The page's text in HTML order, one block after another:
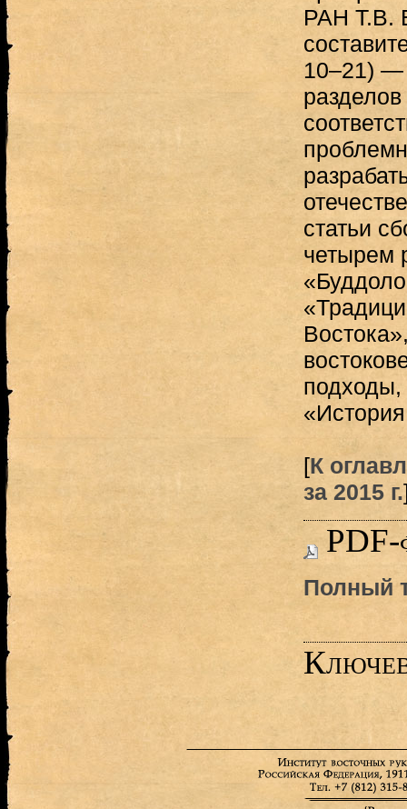
РАН Т.В.
10–21) —
статьи
четырем
подходы,
[К
за 2015 г.
PDF-
Полный